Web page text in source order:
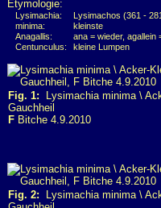
Etymologie:
Lysimachia:
Lysimachos (361 -
minima:
kleinste
Anagallis:
ana = wieder,
Centunculus:
kleine Lumpen
Fig. 1: Lysimachia minima \
Gauchheil
F Bitche 4.9.2010
Fig. 2: Lysimachia minima \